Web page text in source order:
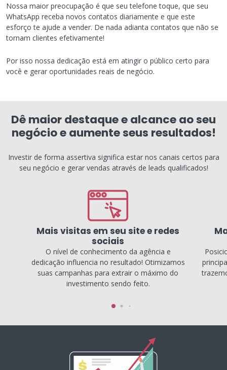
Nossa maior preocupação é que seu telefone toque, que seu
WhatsApp receba novos contatos diariamente e que este
esforço te ajude a vender. De nada adianta contatos que não se
tornam clientes efetivamente!
Por isso nossa dedicação está em atingir o público certo para
você e gerar oportunidades reais de negócio.
Dê maior destaque e alcance ao seu
negócio e aumente seus resultados!
Investir de forma assertiva significa estar nos canais certos para
seu negócio e gerar vendas através de leads qualificados!
Mais visitas em seu site e redes
sociais
O nível de conhecimento da agência e
dedicação influencia no resultado! Otimizamos
suas campanhas para extrair o máximo do
investimento sendo feito.